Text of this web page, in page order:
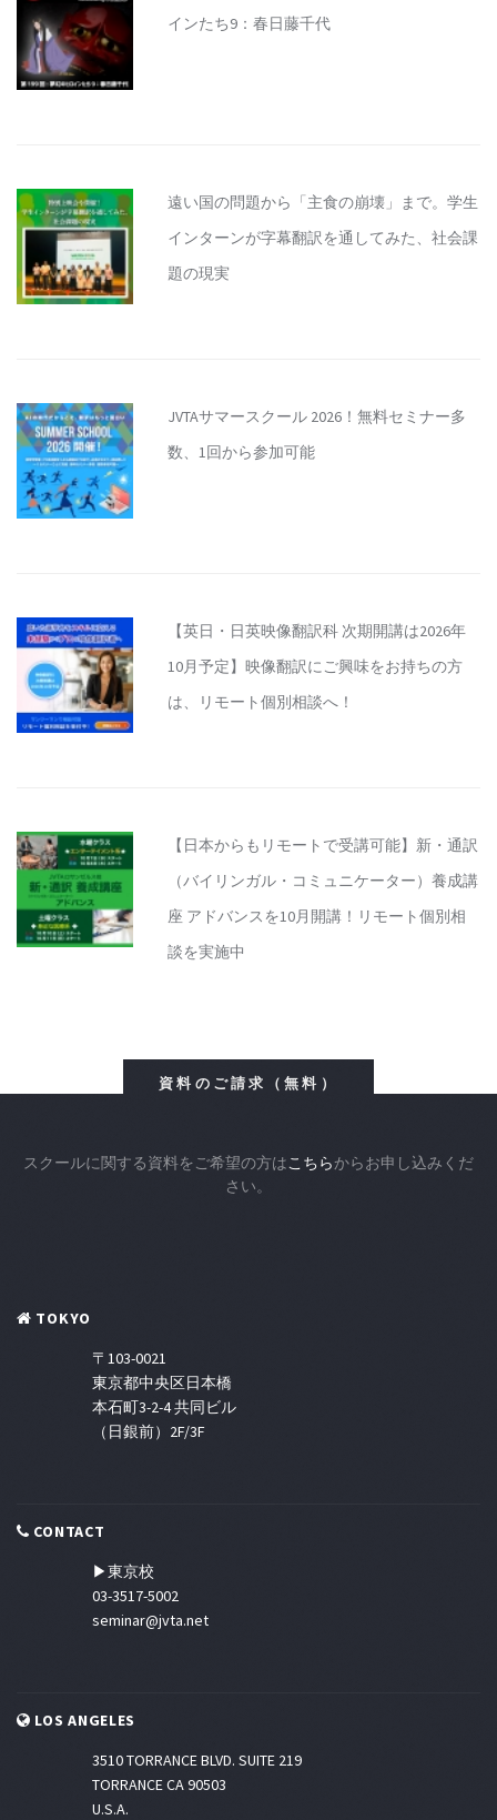
インたち9：春日藤千代
遠い国の問題から「主食の崩壊」まで。学生
インターンが字幕翻訳を通してみた、社会課
題の現実
JVTAサマースクール 2026！無料セミナー多
数、1回から参加可能
【英日・日英映像翻訳科 次期開講は2026年
10月予定】映像翻訳にご興味をお持ちの方
は、リモート個別相談へ！
【日本からもリモートで受講可能】新・通訳
（バイリンガル・コミュニケーター）養成講
座 アドバンスを10月開講！リモート個別相
談を実施中
資料のご請求（無料）
スクールに関する資料をご希望の方はこちらからお申し込みくだ
さい。
TOKYO
〒103-0021
東京都中央区日本橋
本石町3-2-4 共同ビル
（日銀前）2F/3F
CONTACT
▶東京校
03-3517-5002
seminar@jvta.net
LOS ANGELES
3510 TORRANCE BLVD. SUITE 219
TORRANCE CA 90503
U.S.A.